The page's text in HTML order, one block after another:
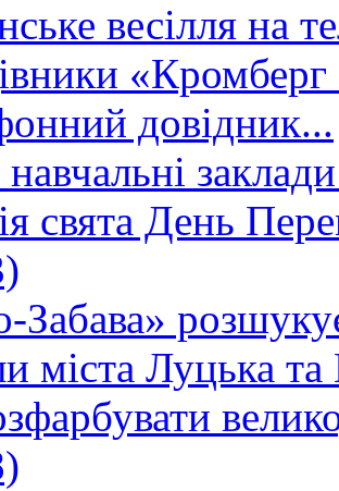
весілля на
довідник...
свята День
Забава»
міста Луцька та